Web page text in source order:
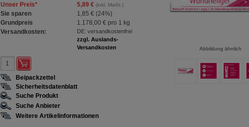
Unser Preis* 5,89 €(inkl. MwSt.)
Sie sparen 1,85 € (24%)
Grundpreis
1.178,00 €pro 1 kg
Versandkosten:
DE: versandkostenfrei
zzgl. Auslands-
Versandkosten
Abbildung ähnlich
Beipackzettel
Sicherheitsdatenblatt
Suche Produkt
Suche Anbieter
Weitere Artikelinformationen